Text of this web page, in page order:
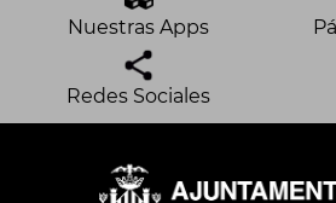
Nuestras Apps
Redes Sociales